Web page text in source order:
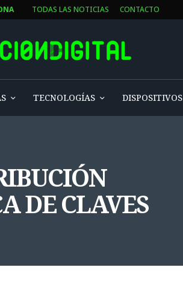
TODAS LAS NOTICIAS CONTACTO
TECNOLOGÍAS DISPOSITIVOS
DE CLAVES